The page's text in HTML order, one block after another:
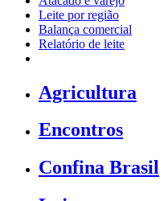
Leite por região
Balança comercial
Relatório de leite
Agricultura
Encontros
Confina Brasil